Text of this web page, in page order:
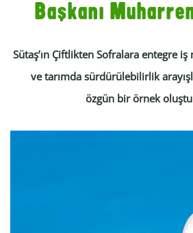
Başkanı
Sütaş’ın Çiftlikten Sofralara entegre
ve tarımda sürdürülebilirlik
özgün bir örnek